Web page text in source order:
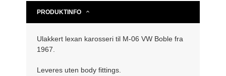
PRODUKTINFO
Ulakkert lexan karosseri til M-06 VW Boble fra
1967.
Leveres uten body fittings.